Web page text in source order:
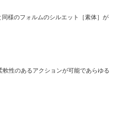
様のフォルムのシルエット［素体］が
性のあるアクションが可能であらゆる